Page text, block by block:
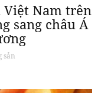
Việt Nam trên
sang châu Á
sản